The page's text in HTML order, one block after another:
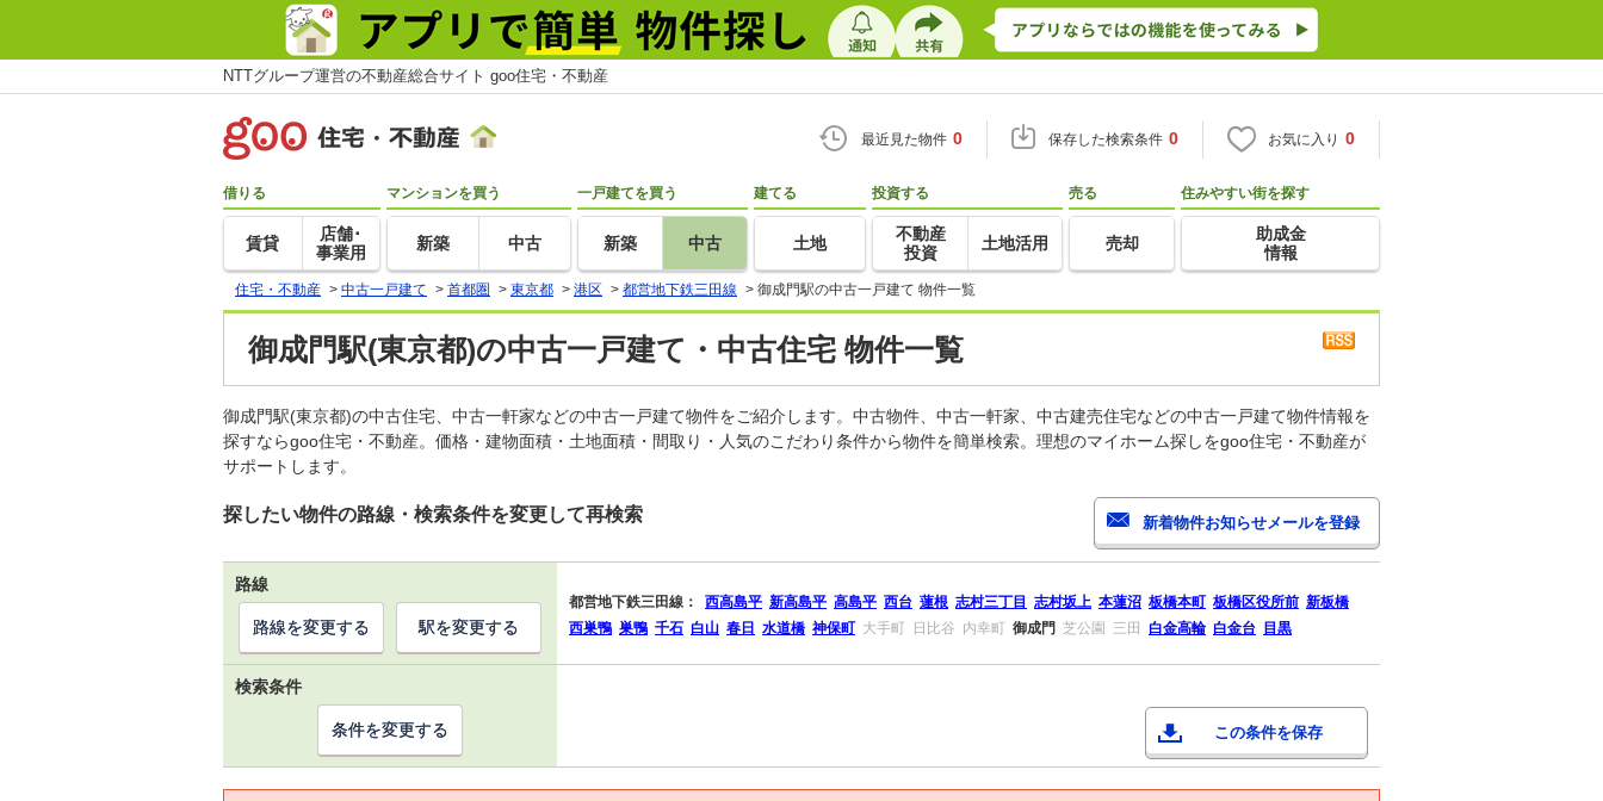
NTTグループ運営の不動産総合サイト goo住宅・不動産
最近見た物件 0 保存した検索条件 0 お気に入り 0
借りる
賃貸
店舗･
事業用
マンションを買う
新築 中古
一戸建てを買う
新築 中古
建てる
土地
投資する
不動産
投資
土地活用
売る
売却
住みやすい街を探す
助成金
情報
住宅・不動産 > 中古一戸建て > 首都圏 > 東京都 > 港区 > 都営地下鉄三田線 > 御成門駅の中古一戸建て 物件一覧
御成門駅(東京都)の中古一戸建て・中古住宅 物件一覧
御成門駅(東京都)の中古住宅、中古一軒家などの中古一戸建て物件をご紹介します。中古物件、中古一軒家、中古建売住宅などの中古一戸建て物件情報を
探すならgoo住宅・不動産。価格・建物面積・土地面積・間取り・人気のこだわり条件から物件を簡単検索。理想のマイホーム探しをgoo住宅・不動産が
サポートします。
探したい物件の路線・検索条件を変更して再検索
路線
都営地下鉄三田線： 西高島平 新高島平 高島平 西台 蓮根 志村三丁目 志村坂上 本蓮沼 板橋本町 板橋区役所前 新板橋
西巣鴨 巣鴨 千石 白山 春日 水道橋 神保町 大手町 日比谷 内幸町 御成門 芝公園 三田 白金高輪 白金台 目黒
路線を変更する 駅を変更する
検索条件
この条件を保存
条件を変更する